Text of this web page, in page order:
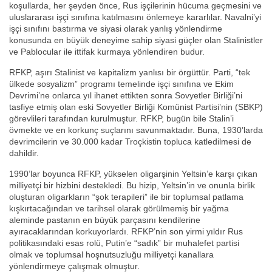
koşullarda, her şeyden önce, Rus işçilerinin hücuma geçmesini ve
uluslararası işçi sınıfına katılmasını önlemeye kararlılar. Navalni’yi
işçi sınıfını bastırma ve siyasi olarak yanlış yönlendirme
konusunda en büyük deneyime sahip siyasi güçler olan Stalinistler
ve Pablocular ile ittifak kurmaya yönlendiren budur.
RFKP, aşırı Stalinist ve kapitalizm yanlısı bir örgüttür. Parti, “tek
ülkede sosyalizm” programı temelinde işçi sınıfına ve Ekim
Devrimi’ne onlarca yıl ihanet ettikten sonra Sovyetler Birliği’ni
tasfiye etmiş olan eski Sovyetler Birliği Komünist Partisi’nin (SBKP)
görevlileri tarafından kurulmuştur. RFKP, bugün bile Stalin’i
övmekte ve en korkunç suçlarını savunmaktadır. Buna, 1930’larda
devrimcilerin ve 30.000 kadar Troçkistin topluca katledilmesi de
dahildir.
1990’lar boyunca RFKP, yükselen oligarşinin Yeltsin’e karşı çıkan
milliyetçi bir hizbini destekledi. Bu hizip, Yeltsin’in ve onunla birlik
oluşturan oligarkların “şok terapileri” ile bir toplumsal patlama
kışkırtacağından ve tarihsel olarak görülmemiş bir yağma
aleminde pastanın en büyük parçasını kendilerine
ayıracaklarından korkuyorlardı. RFKP’nin son yirmi yıldır Rus
politikasındaki esas rolü, Putin’e “sadık” bir muhalefet partisi
olmak ve toplumsal hoşnutsuzluğu milliyetçi kanallara
yönlendirmeye çalışmak olmuştur.